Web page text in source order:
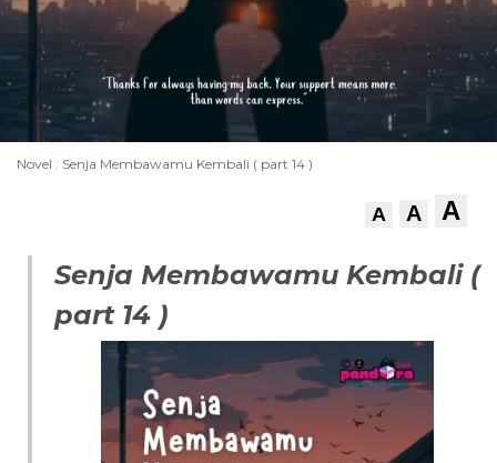
Novel : Senja Membawamu Kembali ( part 14 )
A A A
Senja Membawamu Kembali (
part 14 )